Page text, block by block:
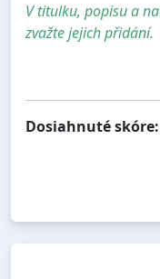
V titulku, popisu a
zvažte jejich přidání.
Dosiahnuté skóre: